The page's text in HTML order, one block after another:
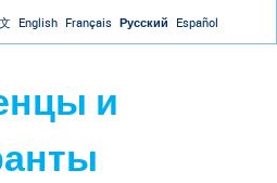
to navigation
English Français Русский Español
и